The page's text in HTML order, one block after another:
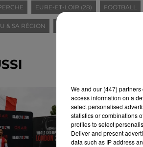
EURE-ET-LOIR (28) FOOTBALL
& SA RÉGION
We and our (447) partners
access information on a
select personalised
statistics or combinations
profiles to select
Deliver and present
data such as IP address